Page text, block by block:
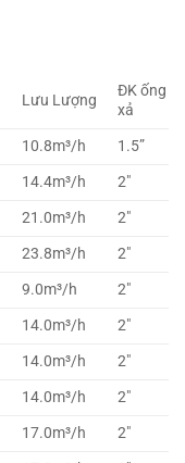
Lưu Lượng
ĐK ống
xả
10.8m³/h
1.5”
14.4m³/h
2″
21.0m³/h
2″
23.8m³/h
2″
9.0m³/h
2″
14.0m³/h
2″
14.0m³/h
2″
14.0m³/h
2″
17.0m³/h
2″